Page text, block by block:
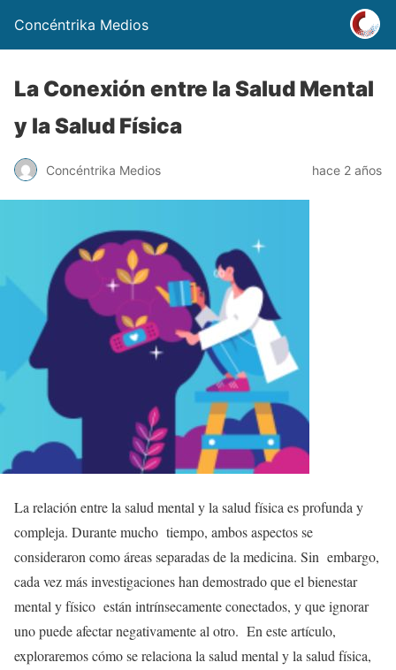
Concéntrika Medios
La Conexión entre la Salud Mental
y la Salud Física
Concéntrika Medios hace 2 años
La relación entre la salud mental y la salud física es profunda y
compleja. Durante mucho tiempo, ambos aspectos se
consideraron como áreas separadas de la medicina. Sin embargo,
cada vez más investigaciones han demostrado que el bienestar
mental y físico están intrínsecamente conectados, y que ignorar
uno puede afectar negativamente al otro. En este artículo,
exploraremos cómo se relaciona la salud mental y la salud física,